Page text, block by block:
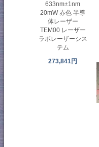
633nm±1nm
20mW 赤色 半導
体レーザー
TEM00 レーザー
ラボレーザーシス
テム
273,841円